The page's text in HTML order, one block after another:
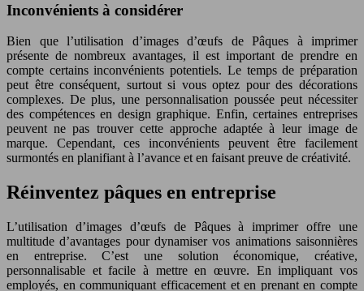
Inconvénients à considérer
Bien que l’utilisation d’images d’œufs de Pâques à imprimer
présente de nombreux avantages, il est important de prendre en
compte certains inconvénients potentiels. Le temps de préparation
peut être conséquent, surtout si vous optez pour des décorations
complexes. De plus, une personnalisation poussée peut nécessiter
des compétences en design graphique. Enfin, certaines entreprises
peuvent ne pas trouver cette approche adaptée à leur image de
marque. Cependant, ces inconvénients peuvent être facilement
surmontés en planifiant à l’avance et en faisant preuve de créativité.
Réinventez pâques en entreprise
L’utilisation d’images d’œufs de Pâques à imprimer offre une
multitude d’avantages pour dynamiser vos animations saisonnières
en entreprise. C’est une solution économique, créative,
personnalisable et facile à mettre en œuvre. En impliquant vos
employés, en communiquant efficacement et en prenant en compte